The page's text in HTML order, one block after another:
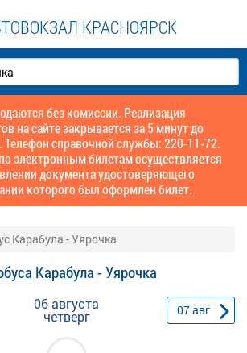
КРАСНОЯРСК
без комиссии. Реализация
на сайте закрывается за 5 минут до
Телефон справочной службы: 220-11-72.
электронным билетам осуществляется
документа удостоверяющего
которого был оформлен билет.
Карабула - Уярочка
Карабула - Уярочка
06 августа
четверг 07авг